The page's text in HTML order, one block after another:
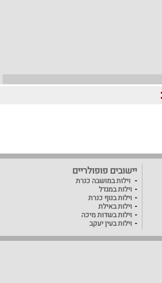
יישובים פופולריים
וילות במושבה כנרת
וילות במגדל
וילות בנוף כנרת
וילות באילת
וילות בשדות מיכה
וילות בעין יעקב